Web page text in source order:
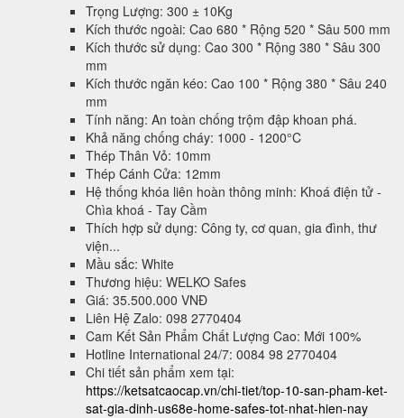
Trọng Lượng: 300 ± 10Kg
Kích thước ngoài: Cao 680 * Rộng 520 * Sâu 500 mm
Kích thước sử dụng: Cao 300 * Rộng 380 * Sâu 300
mm
Kích thước ngăn kéo: Cao 100 * Rộng 380 * Sâu 240
mm
Tính năng: An toàn chống trộm đập khoan phá.
Khả năng chống cháy: 1000 - 1200°C
Thép Thân Vỏ: 10mm
Thép Cánh Cửa: 12mm
Hệ thống khóa liên hoàn thông minh: Khoá điện tử -
Chìa khoá - Tay Cầm
Thích hợp sử dụng: Công ty, cơ quan, gia đình, thư
viện...
Mầu sắc: White
Thương hiệu: WELKO Safes
Giá: 35.500.000 VNĐ
Liên Hệ Zalo: 098 2770404
Cam Kết Sản Phẩm Chất Lượng Cao: Mới 100%
Hotline International 24/7: 0084 98 2770404
Chi tiết sản phẩm xem tại:
https://ketsatcaocap.vn/chi-tiet/top-10-san-pham-ket-
sat-gia-dinh-us68e-home-safes-tot-nhat-hien-nay